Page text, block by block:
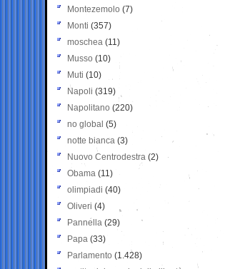
Montezemolo (7)
Monti (357)
moschea (11)
Musso (10)
Muti (10)
Napoli (319)
Napolitano (220)
no global (5)
notte bianca (3)
Nuovo Centrodestra (2)
Obama (11)
olimpiadi (40)
Oliveri (4)
Pannella (29)
Papa (33)
Parlamento (1.428)